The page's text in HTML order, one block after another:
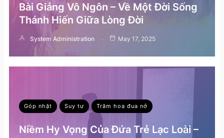
Bài Giảng Vô Ngôn – Về Một Đời Sống
Thánh Hiến Giữa Lòng Đời
System Administration May 17, 2025
Góp nhặt Suy tư Trăm hoa đua nở
Niềm Hy Vọng Của Đứa Trẻ Lạc Loài –